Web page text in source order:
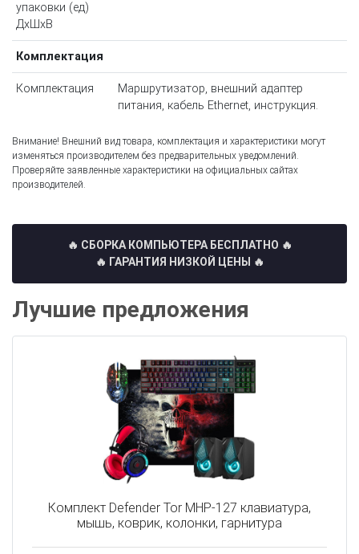
упаковки (ед)
ДхШхВ
Комплектация
Комплектация
Маршрутизатор, внешний адаптер
питания, кабель Ethernet, инструкция.
Внимание! Внешний вид товара, комплектация и характеристики могут
изменяться производителем без предварительных уведомлений.
Проверяйте заявленные характеристики на официальных сайтах
производителей.
🔥 СБОРКА КОМПЬЮТЕРА БЕСПЛАТНО 🔥
🔥 ГАРАНТИЯ НИЗКОЙ ЦЕНЫ 🔥
Лучшие предложения
Комплект Defender Tor MHP-127 клавиатура,
мышь, коврик, колонки, гарнитура